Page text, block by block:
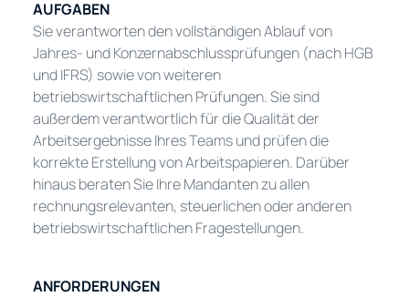
AUFGABEN
Sie verantworten den vollständigen Ablauf von
Jahres- und Konzernabschlussprüfungen (nach HGB
und IFRS) sowie von weiteren
betriebswirtschaftlichen Prüfungen. Sie sind
außerdem verantwortlich für die Qualität der
Arbeitsergebnisse Ihres Teams und prüfen die
korrekte Erstellung von Arbeitspapieren. Darüber
hinaus beraten Sie Ihre Mandanten zu allen
rechnungsrelevanten, steuerlichen oder anderen
betriebswirtschaftlichen Fragestellungen.
ANFORDERUNGEN